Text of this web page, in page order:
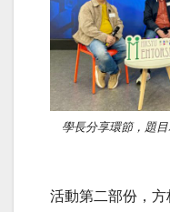
學長分享環節，題
活動第二部份，